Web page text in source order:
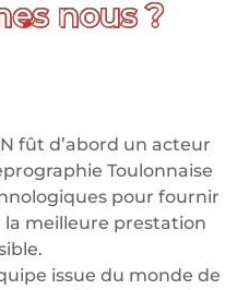
fût d’abord un acteur
Toulonnaise
pour fournir
la meilleure prestation
issue du monde de